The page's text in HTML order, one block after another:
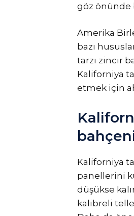
göz
Amerika
bazı
tarzı zincir
Kaliforniya
etmek için
Kaliforniya
panellerini
düşükse
kalibreli